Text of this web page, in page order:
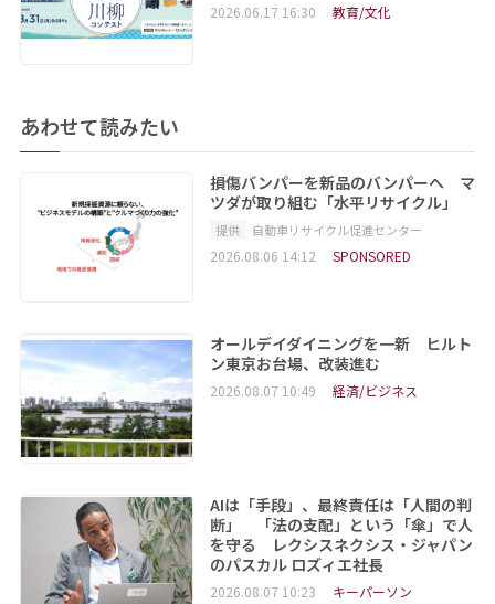
2026.06.17 16:30 教育/文化
あわせて読みたい
損傷バンパーを新品のバンパーへ マ
ツダが取り組む「水平リサイクル」
提供 自動車リサイクル促進センター
2026.08.06 14:12 SPONSORED
オールデイダイニングを一新 ヒルト
ン東京お台場、改装進む
2026.08.07 10:49 経済/ビジネス
AIは「手段」、最終責任は「人間の判
断」 「法の支配」という「傘」で人
を守る レクシスネクシス・ジャパン
のパスカル ロズィエ社長
2026.08.07 10:23 キーパーソン